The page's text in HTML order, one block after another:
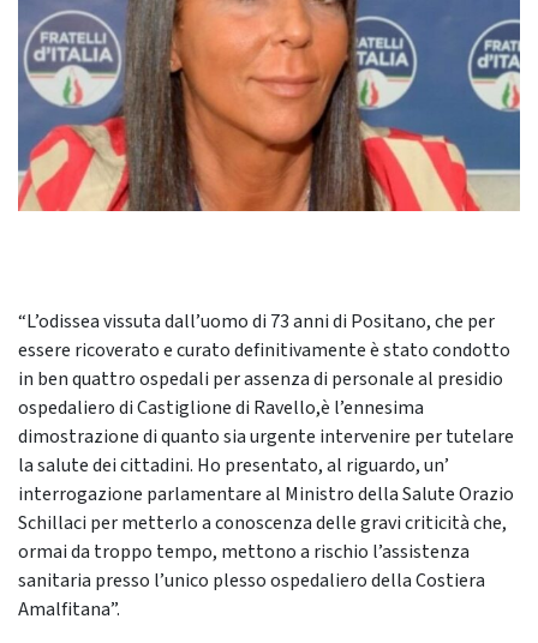
“L’odissea vissuta dall’uomo di 73 anni di Positano, che per
essere ricoverato e curato definitivamente è stato condotto
in ben quattro ospedali per assenza di personale al presidio
ospedaliero di Castiglione di Ravello,è l’ennesima
dimostrazione di quanto sia urgente intervenire per tutelare
la salute dei cittadini. Ho presentato, al riguardo, un’
interrogazione parlamentare al Ministro della Salute Orazio
Schillaci per metterlo a conoscenza delle gravi criticità che,
ormai da troppo tempo, mettono a rischio l’assistenza
sanitaria presso l’unico plesso ospedaliero della Costiera
Amalfitana”.